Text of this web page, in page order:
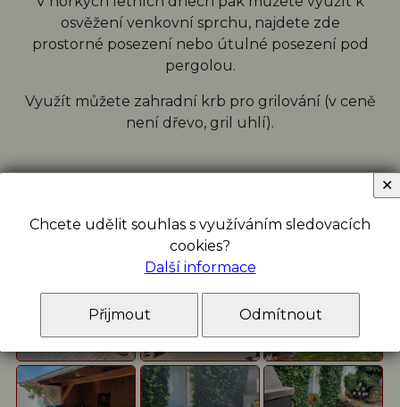
osvěžení venkovní sprchu, najdete zde
prostorné posezení nebo útulné posezení pod
pergolou.
Využít můžete zahradní krb pro grilování (v ceně
není dřevo, gril uhlí).
Chcete udělit souhlas s využíváním sledovacích
cookies?
Další informace
Přijmout Odmítnout
✕